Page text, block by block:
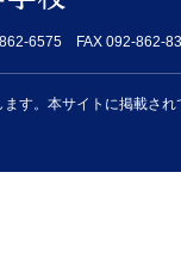
6575 FAX 092-862-
す。本サイトに掲載さ